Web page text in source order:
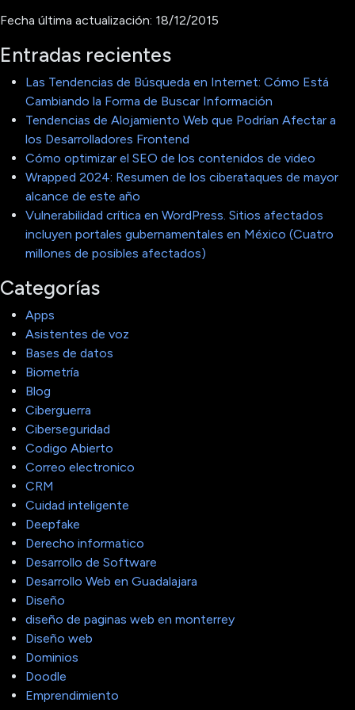
Fecha última actualización: 18/12/2015
Entradas recientes
Las Tendencias de Búsqueda en Internet: Cómo Está
Cambiando la Forma de Buscar Información
Tendencias de Alojamiento Web que Podrían Afectar a
los Desarrolladores Frontend
Cómo optimizar el SEO de los contenidos de video
Wrapped 2024: Resumen de los ciberataques de mayor
alcance de este año
Vulnerabilidad crítica en WordPress. Sitios afectados
incluyen portales gubernamentales en México (Cuatro
millones de posibles afectados)
Categorías
Apps
Asistentes de voz
Bases de datos
Biometría
Blog
Ciberguerra
Ciberseguridad
Codigo Abierto
Correo electronico
CRM
Cuidad inteligente
Deepfake
Derecho informatico
Desarrollo de Software
Desarrollo Web en Guadalajara
Diseño
diseño de paginas web en monterrey
Diseño web
Dominios
Doodle
Emprendimiento